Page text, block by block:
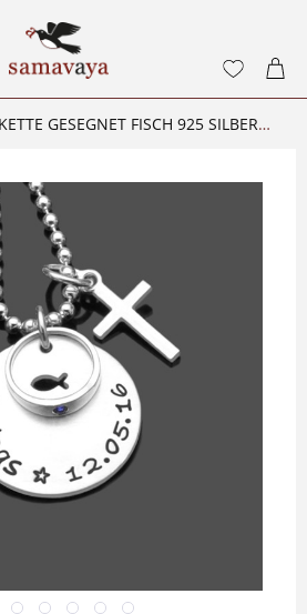
TAUFKETTE GESEGNET FISCH 925 SILBER NAMENSKETTE TAUFGESCHENK RING KREUZ